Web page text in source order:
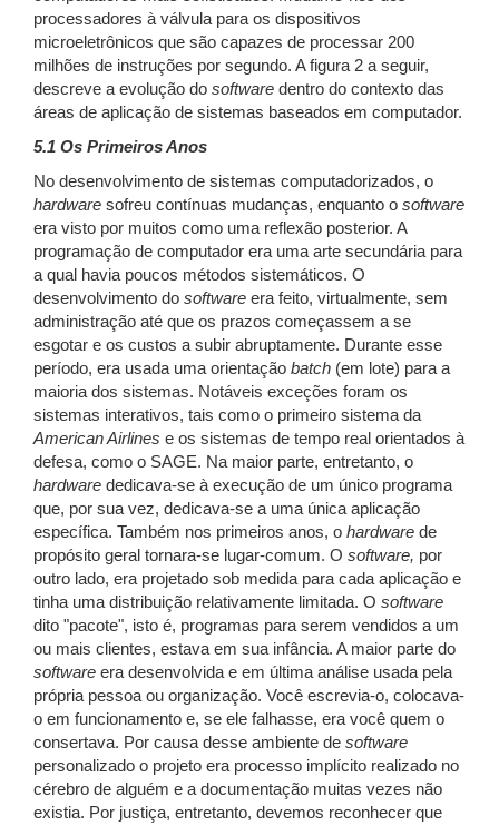
processadores à válvula para os dispositivos
microeletrônicos que são capazes de processar 200
milhões de instruções por segundo. A figura 2 a seguir,
descreve a evolução do software dentro do contexto das
áreas de aplicação de sistemas baseados em computador.
5.1 Os Primeiros Anos
No desenvolvimento de sistemas computadorizados, o
hardware sofreu contínuas mudanças, enquanto o software
era visto por muitos como uma reflexão posterior. A
programação de computador era uma arte secundária para
a qual havia poucos métodos sistemáticos. O
desenvolvimento do software era feito, virtualmente, sem
administração até que os prazos começassem a se
esgotar e os custos a subir abruptamente. Durante esse
período, era usada uma orientação batch (em lote) para a
maioria dos sistemas. Notáveis exceções foram os
sistemas interativos, tais como o primeiro sistema da
American Airlines e os sistemas de tempo real orientados à
defesa, como o SAGE. Na maior parte, entretanto, o
hardware dedicava-se à execução de um único programa
que, por sua vez, dedicava-se a uma única aplicação
específica. Também nos primeiros anos, o hardware de
propósito geral tornara-se lugar-comum. O software, por
outro lado, era projetado sob medida para cada aplicação e
tinha uma distribuição relativamente limitada. O software
dito "pacote", isto é, programas para serem vendidos a um
ou mais clientes, estava em sua infância. A maior parte do
software era desenvolvida e em última análise usada pela
própria pessoa ou organização. Você escrevia-o, colocava-
o em funcionamento e, se ele falhasse, era você quem o
consertava. Por causa desse ambiente de software
personalizado o projeto era processo implícito realizado no
cérebro de alguém e a documentação muitas vezes não
existia. Por justiça, entretanto, devemos reconhecer que